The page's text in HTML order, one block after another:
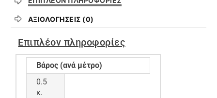
ΑΞΙΟΛΟΓΉΣΕΙΣ (0)
Επιπλέον πληροφορίες
Βάρος (ανά μέτρο)
0.5
κ.